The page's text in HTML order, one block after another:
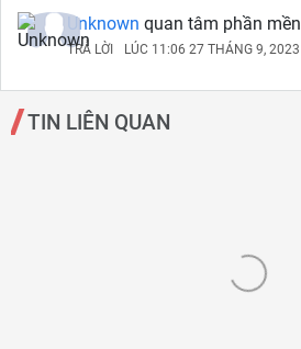
Unknown quan tâm phần mền
TRẢ LỜI LÚC 11:06 27 THÁNG 9, 2023
TIN LIÊN QUAN